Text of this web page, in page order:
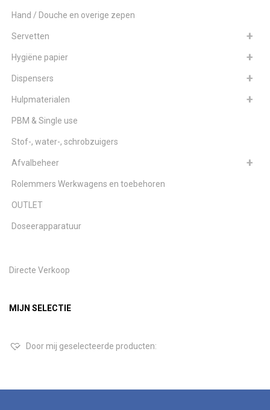
Hand / Douche en overige zepen
Servetten
Hygiëne papier
Dispensers
Hulpmaterialen
PBM & Single use
Stof-, water-, schrobzuigers
Afvalbeheer
Rolemmers Werkwagens en toebehoren
OUTLET
Doseerapparatuur
Directe Verkoop
MIJN SELECTIE
Door mij geselecteerde producten: